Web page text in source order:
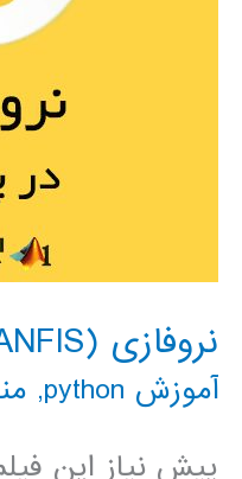
نروفازی (ANFIS) در پایتون
آموزش python ,
پیش نیاز این